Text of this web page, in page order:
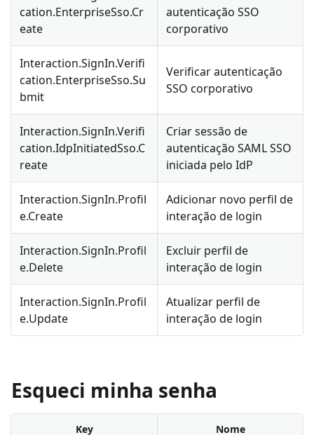
cation.EnterpriseSso.Cr
eate
autenticação SSO
corporativo
Interaction.SignIn.Verifi
cation.EnterpriseSso.Su
bmit
Verificar autenticação
SSO corporativo
Interaction.SignIn.Verifi
cation.IdpInitiatedSso.C
reate
Criar sessão de
autenticação SAML SSO
iniciada pelo IdP
Interaction.SignIn.Profil
e.Create
Adicionar novo perfil de
interação de login
Interaction.SignIn.Profil
e.Delete
Excluir perfil de
interação de login
Interaction.SignIn.Profil
e.Update
Atualizar perfil de
interação de login
Esqueci minha senha
Key Nome